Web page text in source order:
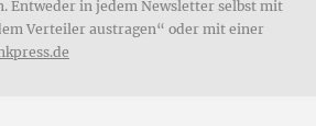
Entweder in jedem Newsletter selbst mit
Verteiler austragen“ oder mit einer